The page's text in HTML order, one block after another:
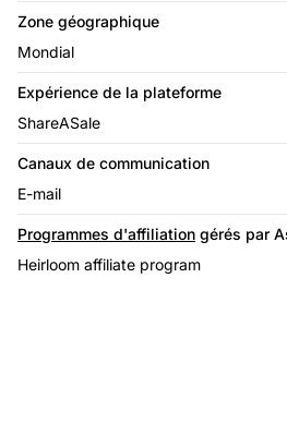
Zone géographique
Mondial
Expérience de la plateforme
ShareASale
Canaux de communication
E-mail
Programmes d'affiliation gérés par
Heirloom affiliate program